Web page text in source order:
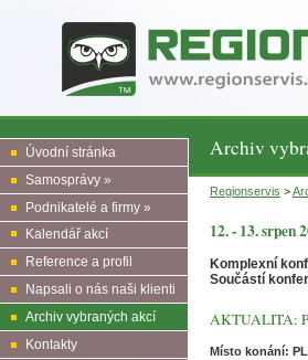
Archiv
Úvodní stránka
Samosprávy »
Podnikatelé a firmy »
Kalendář akcí
Reference a profil
Napsali o nás naši klienti
Archiv vybraných akcí
Kontakty
Regionservis >
12. - 13. srpen
Komplexní
Součástí
AKTUALITA:
Místo konání: